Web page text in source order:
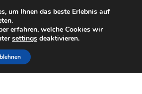
ab 6 EUR
Uhr · 0175 7465658
um Ihnen das beste Erlebnis auf
erfahren, welche Cookies wir
settings deaktivieren.